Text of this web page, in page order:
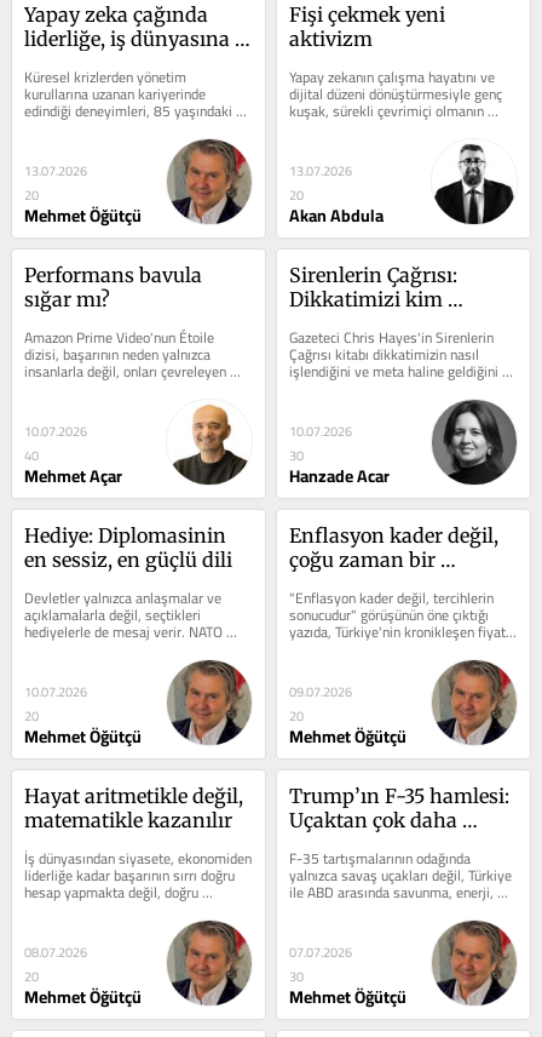
Yapay zeka çağında
liderliğe, iş dünyasına
ders
Küresel krizlerden yönetim
kurullarına uzanan kariyerinde
edindiği deneyimleri, 85 yaşındaki
annesinden öğrendiği hayat
13.07.2026
20
Mehmet Öğütçü
Fişi çekmek yeni
aktivizm
Yapay zekanın çalışma hayatını ve
dijital düzeni dönüştürmesiyle genç
kuşak, sürekli çevrimiçi olmanın
bedelini daha fazla...
13.07.2026
20
Akan Abdula
Performans bavula
sığar mı?
Amazon Prime Video'nun Étoile
dizisi, başarının neden yalnızca
insanlarla değil, onları çevreleyen
görünmez habitatlarla birlikte
10.07.2026
40
Mehmet Açar
Sirenlerin Çağrısı:
Dikkatimizi kim
Gazeteci Chris Hayes'in Sirenlerin
Çağrısı kitabı dikkatimizin nasıl
işlendiğini ve meta haline geldiğini
aktarıyor. Hayes anlatısının...
10.07.2026
30
Hanzade Acar
Hediye: Diplomasinin
en sessiz, en güçlü dili
Devletler yalnızca anlaşmalar ve
açıklamalarla değil, seçtikleri
hediyelerle de mesaj verir. NATO
Zirvesi'nde liderlere takdim edilen...
10.07.2026
20
Mehmet Öğütçü
Enflasyon kader değil,
çoğu zaman bir
çekmek mümkün
"Enflasyon kader değil, tercihlerin
sonucudur" görüşünün öne çıktığı
yazıda, Türkiye'nin kronikleşen fiyat
istikrarsızlığını sona...
09.07.2026
20
Mehmet Öğütçü
Hayat aritmetikle değil,
matematikle kazanılır
İş dünyasından siyasete, ekonomiden
liderliğe kadar başarının sırrı doğru
hesap yapmakta değil, doğru
denklemi kurmakta yatıyor....
08.07.2026
20
Mehmet Öğütçü
Trump’ın F-35 hamlesi:
Uçaktan çok daha
F-35 tartışmalarının odağında
yalnızca savaş uçakları değil, Türkiye
ile ABD arasında savunma, enerji,
teknoloji ve bölgesel güvenliği...
07.07.2026
30
Mehmet Öğütçü